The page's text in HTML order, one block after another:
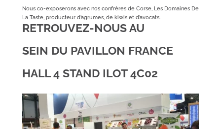
Nous co-exposerons avec nos confrères de Corse, Les Domaines De
La Taste, producteur d’agrumes, de kiwis et d’avocats.
RETROUVEZ-NOUS AU
SEIN DU PAVILLON FRANCE
HALL 4 STAND ILOT 4C02